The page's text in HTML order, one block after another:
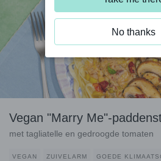
Vegan "Marry Me"-
met tagliatelle en gedroogde tomaten
VEGAN ZUIVELARM GOEDE
No thanks